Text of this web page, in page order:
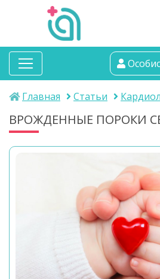
медичний
Главная Статьи
ВРОЖДЕННЫЕ ПОРОКИ